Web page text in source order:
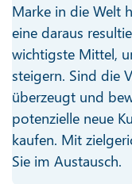
Marke in die Welt
eine daraus
wichtigste Mittel,
steigern. Sind die
überzeugt und
potenzielle neue
kaufen. Mit
Sie im Austausch.